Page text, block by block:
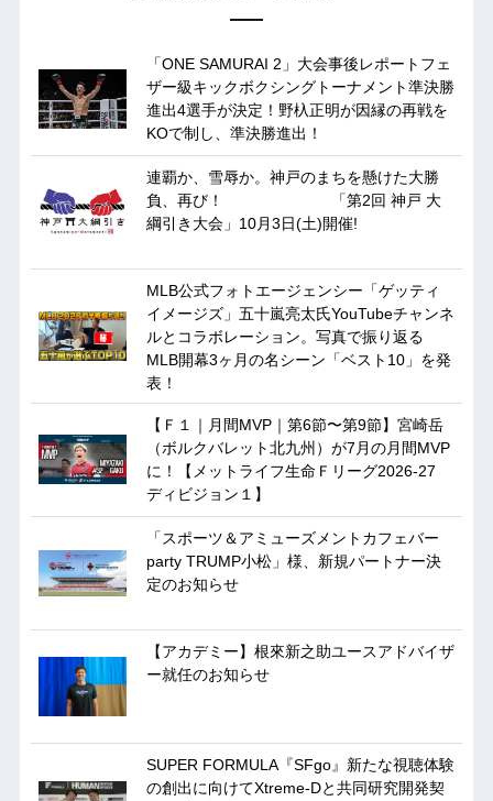
「ONE SAMURAI 2」大会事後レポートフェ
ザー級キックボクシングトーナメント準決勝
進出4選手が決定！野杁正明が因縁の再戦を
KOで制し、準決勝進出！
連覇か、雪辱か。神戸のまちを懸けた大勝
負、再び！ 「第2回 神戸 大
綱引き大会」10月3日(土)開催!
MLB公式フォトエージェンシー「ゲッティ
イメージズ」五十嵐亮太氏YouTubeチャンネ
ルとコラボレーション。写真で振り返る
MLB開幕3ヶ月の名シーン「ベスト10」を発
表！
【Ｆ１｜月間MVP｜第6節〜第9節】宮崎岳
（ボルクバレット北九州）が7月の月間MVP
に！【メットライフ生命Ｆリーグ2026-27
ディビジョン１】
「スポーツ＆アミューズメントカフェバー
party TRUMP小松」様、新規パートナー決
定のお知らせ
【アカデミー】根來新之助ユースアドバイザ
ー就任のお知らせ
SUPER FORMULA『SFgo』新たな視聴体験
の創出に向けてXtreme-Dと共同研究開発契